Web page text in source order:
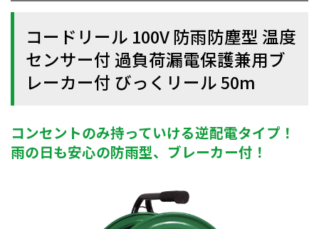
コードリール 100V 防雨防塵型 温度
センサー付 過負荷漏電保護兼用ブ
レーカー付 びっくリール 50m
コンセントのみ持っていける逆配電タイプ！
雨の日も安心の防雨型、ブレーカー付！